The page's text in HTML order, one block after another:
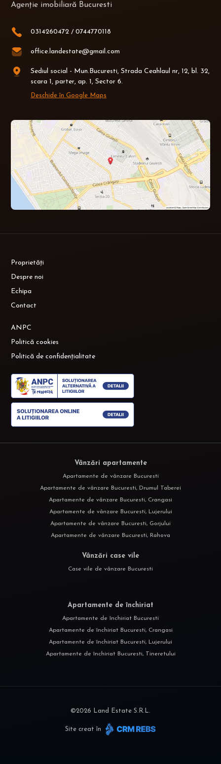
Agenție imobiliară Bucuresti
0314260472 / 0744770118
office.landestate@gmail.com
Sediul social - Mun.Bucuresti, Strada Ceahlaul nr, 12, bl. 32,
scara 1, parter, ap. 1, Sector 6.
Deschide în Google Maps
Proprietăți
Despre noi
Echipa
Contact
ANPC
Politică cookies
Politică de confidențialitate
Vânzări apartamente
Apartamente de vânzare Bucuresti
Apartamente de vânzare Bucuresti, Drumul Taberei
Apartamente de vânzare Bucuresti, Crangasi
Apartamente de vânzare Bucuresti, Lujerului
Apartamente de vânzare Bucuresti, Gorjului
Apartamente de vânzare Bucuresti, Rahova
Vânzări case vile
Case vile de vânzare Bucuresti
Apartamente de închiriat
Apartamente de închiriat Bucuresti
Apartamente de închiriat Bucuresti, Crangasi
Apartamente de închiriat Bucuresti, Lujerului
Apartamente de închiriat Bucuresti, Tineretului
©2026 Land Estate S.R.L.
Site creat în